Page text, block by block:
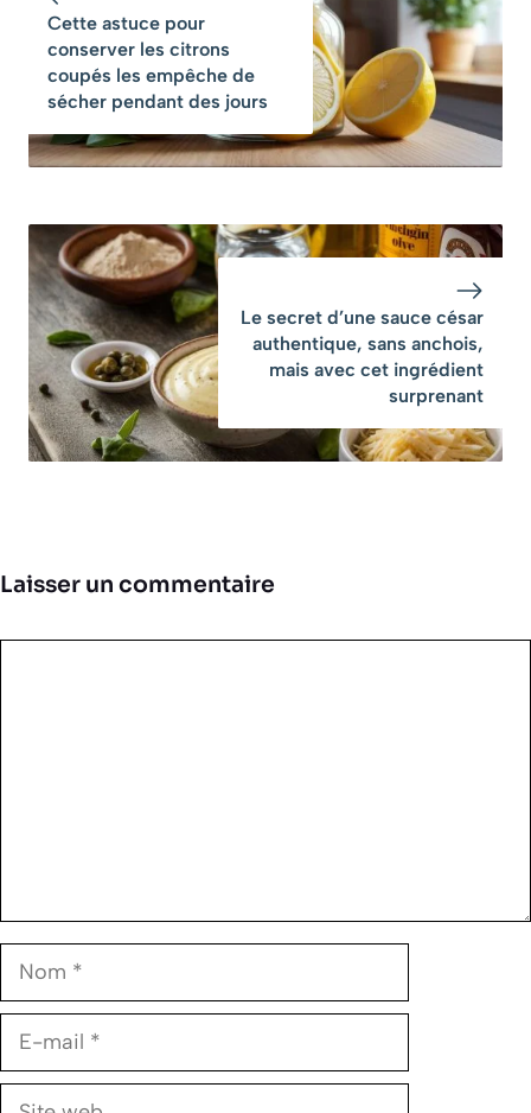
mie bien alvéolée
expliquent enfin
pourquoi cette
erreur ruine leur
goût
Cette astuce pour
conserver les citrons
coupés les empêche de
sécher pendant des jours
Le secret d’une sauce césar
authentique, sans anchois,
mais avec cet ingrédient
surprenant
Laisser un commentaire
Nom
E-
Site